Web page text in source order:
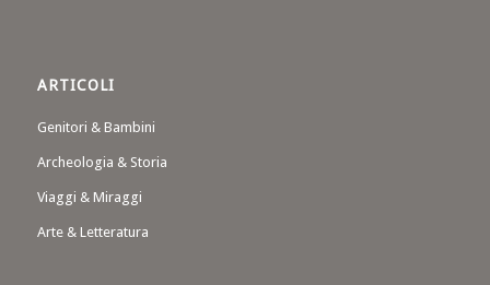
ARTICOLI
Genitori & Bambini
Archeologia & Storia
Viaggi & Miraggi
Arte & Letteratura